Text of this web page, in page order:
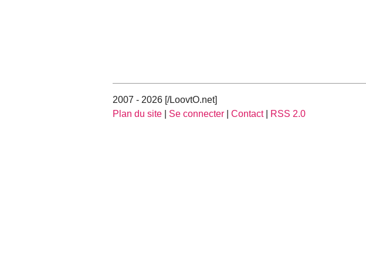
2007 - 2026 [/LoovtO.net]
Plan du site
Se connecter Contact| RSS 2.0